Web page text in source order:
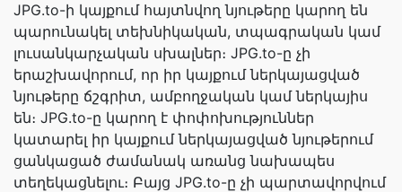
JPG.to-ի կայքում հայտնվող նյութերը կարող են
պարունակել տեխնիկական, տպագրական կամ
լուսանկարչական սխալներ։ JPG.to-ը չի
երաշխավորում, որ իր կայքում ներկայացված
նյութերը ճշգրիտ, ամբողջական կամ ներկայիս
են։ JPG.to-ը կարող է փոփոխություններ
կատարել իր կայքում ներկայացված նյութերում
ցանկացած ժամանակ առանց նախապես
տեղեկացնելու։ Բայց JPG.to-ը չի պարտավորվում